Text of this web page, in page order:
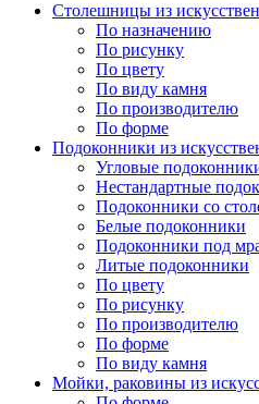
Столешницы из
По назначению
По рисунку
По цвету
По виду камня
По производителю
По форме
Подоконники из
Угловые
Нестандартные
Подоконники со
Белые подоконники
Подоконники под
Литые подоконники
По цвету
По рисунку
По производителю
По форме
По виду камня
Мойки, раковины из